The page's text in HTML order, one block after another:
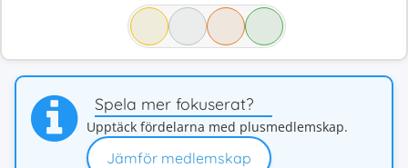
Spela mer fokuserat?
Upptäck fördelarna med plusmedlemskap.
Jämför medlemskap